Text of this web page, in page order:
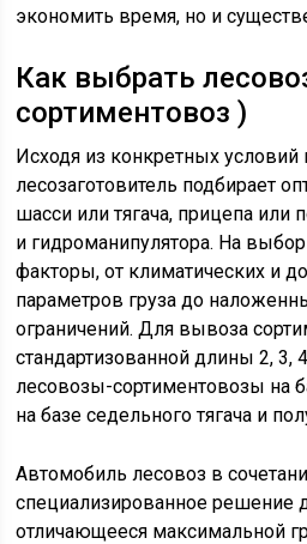
экономить время, но и
Как выбрать
сортиментовоз )
Исходя из конкретных условий
лесозаготовитель подбирает
шасси или тягача, прицепа или
и гидроманипулятора. На
факторы, от климатических и
параметров груза до
ограничений. Для вывоза
стандартизованной длины 2, 3,
лесовозы-сортиментовозы на
на базе седельного тягача и
Автомобиль лесовоз в
специализированное решение
отличающееся максимальной